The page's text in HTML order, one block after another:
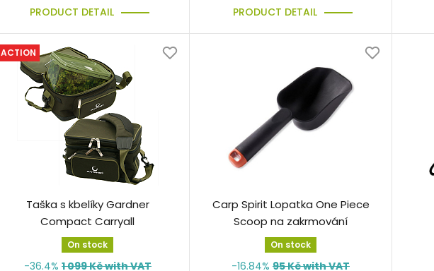
PRODUCT DETAIL PRODUCT DETAIL
ACTION
Taška s kbelíky Gardner
Compact Carryall
On stock
-36.4% 1 099Kč with VAT
Carp Spirit Lopatka One Piece
Scoop na zakrmování
On stock
-16.84% 95Kč with VAT